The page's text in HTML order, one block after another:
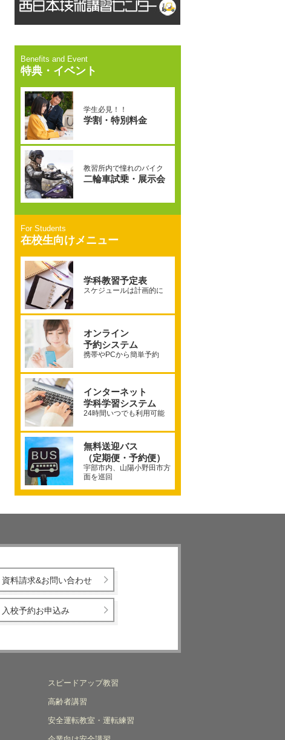
特典・イベント
学生必見！！
学割・特別料金
教習所内で憧れのバイク
二輪車試乗・展示会
在校生向けメニュー
学科教習予定表
スケジュールは計画的に
オンライン
予約システム
携帯やPCから簡単予約
インターネット
学科学習システム
24時間いつでも利用可能
無料送迎バス
（定期便・予約便）
宇部市内、山陽小野田市方
面を巡回
資料請求&お問い合わせ
入校予約お申込み
スピードアップ教習
高齢者講習
安全運転教室・運転練習